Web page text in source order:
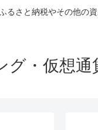
さと納税やその他の
・仮想